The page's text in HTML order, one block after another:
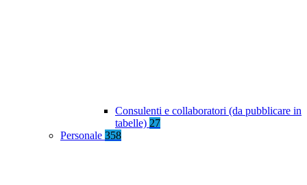
Consulenti e collaboratori (da pubblicare in
tabelle) 27
Personale 358